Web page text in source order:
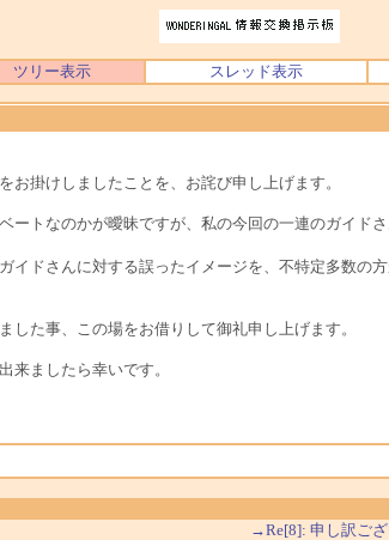
ツリー表示 スレッド表示
掛けしましたことを、お詫び申し上げます。
ートなのかが曖昧ですが、私の今回の一連のガイド
イドさんに対する誤ったイメージを、不特定多数
た事、この場をお借りして御礼申し上げます。
来ましたら幸いです。
→Re[8]: 申し訳ご